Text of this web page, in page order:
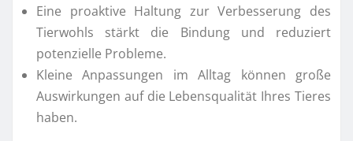
Eine proaktive Haltung zur Verbesserung des
Tierwohls stärkt die Bindung und reduziert
potenzielle Probleme.
Kleine Anpassungen im Alltag können große
Auswirkungen auf die Lebensqualität Ihres Tieres
haben.